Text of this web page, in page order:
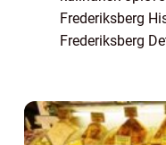
Frederiksberg
Frederiksberg